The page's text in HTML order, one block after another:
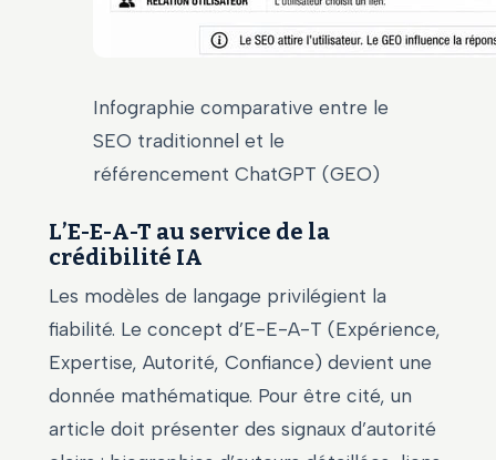
Infographie comparative entre le
SEO traditionnel et le
référencement ChatGPT (GEO)
L’E-E-A-T au service de la
crédibilité IA
Les modèles de langage privilégient la
fiabilité. Le concept d’E-E-A-T (Expérience,
Expertise, Autorité, Confiance) devient une
donnée mathématique. Pour être cité, un
article doit présenter des signaux d’autorité